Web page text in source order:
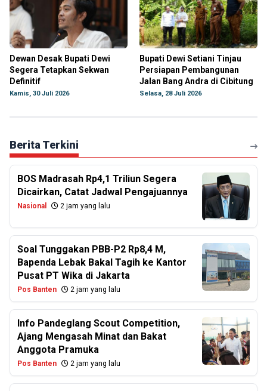
Dewan Desak Bupati Dewi
Segera Tetapkan Sekwan
Definitif
Kamis, 30 Juli 2026
Bupati Dewi Setiani Tinjau
Persiapan Pembangunan
Jalan Bang Andra di Cibitung
Selasa, 28 Juli 2026
Berita Terkini
BOS Madrasah Rp4,1 Triliun Segera
Dicairkan, Catat Jadwal Pengajuannya
Nasional 2 jam yang lalu
Soal Tunggakan PBB-P2 Rp8,4 M,
Bapenda Lebak Bakal Tagih ke Kantor
Pusat PT Wika di Jakarta
Pos Banten 2 jam yang lalu
Info Pandeglang Scout Competition,
Ajang Mengasah Minat dan Bakat
Anggota Pramuka
Pos Banten 2 jam yang lalu